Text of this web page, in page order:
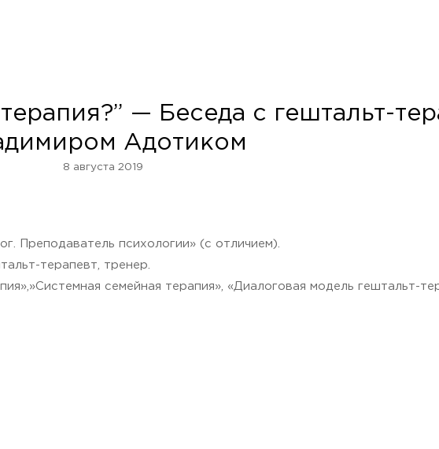
— Беседа с гештальт-
Адотиком
8 августа 2019
Преподаватель психологии» (с отличием).
терапевт, тренер.
семейная терапия», «Диалоговая модель гештальт-